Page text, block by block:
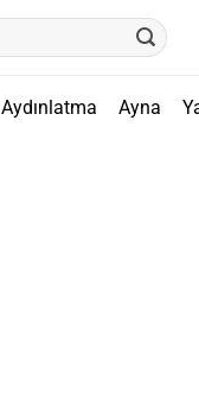
Aydınlatma Ayna